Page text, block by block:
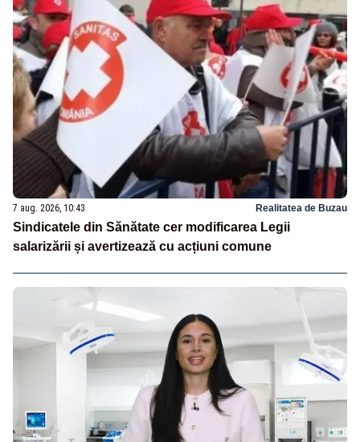
7 aug. 2026, 10:43 Realitatea de Buzau
Sindicatele din Sănătate cer modificarea Legii
salarizării și avertizează cu acțiuni comune